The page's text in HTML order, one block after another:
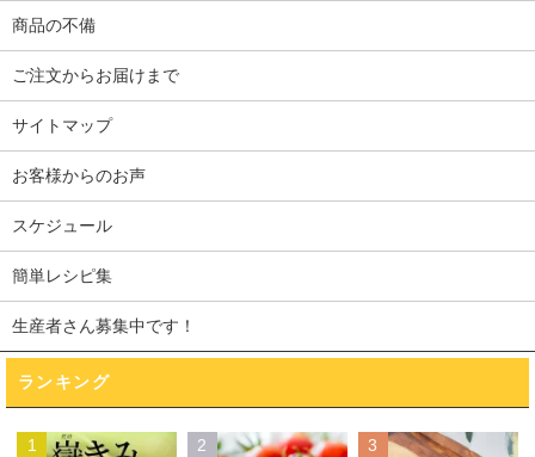
商品の不備
ご注文からお届けまで
サイトマップ
お客様からのお声
スケジュール
簡単レシピ集
生産者さん募集中です！
ランキング
1 2 3